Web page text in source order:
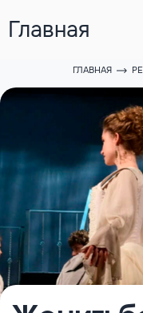
Главная
ГЛАВНАЯ